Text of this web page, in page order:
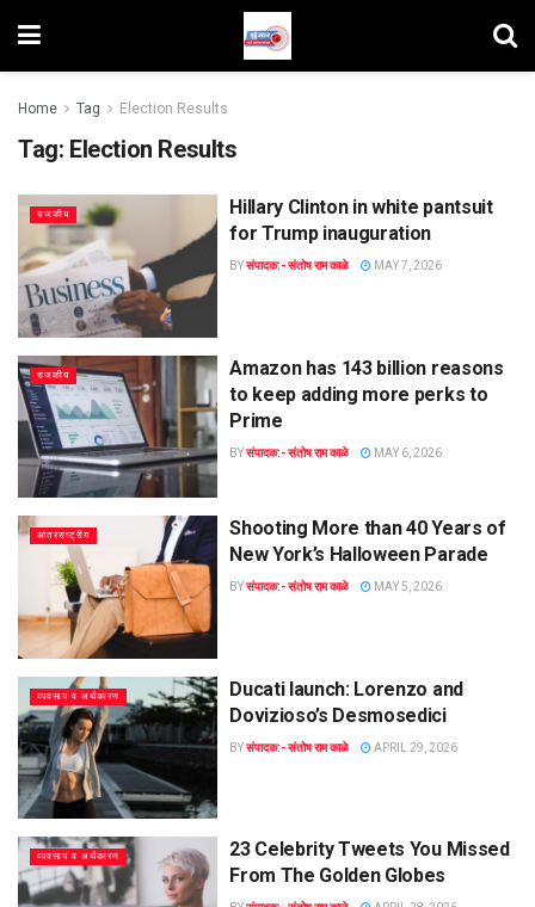
Home Tag Election Results
Tag: Election Results
राजकीय
Hillary Clinton in white pantsuit
for Trump inauguration
BYसंपादक:- संतोष राम काळे MAY 7, 2026
राजकीय
Amazon has 143 billion reasons
to keep adding more perks to
Prime
BYसंपादक:- संतोष राम काळे MAY 6, 2026
आंतरराष्ट्रीय
Shooting More than 40 Years of
New York’s Halloween Parade
BYसंपादक:- संतोष राम काळे MAY 5, 2026
व्यवसाय व अर्थकारण
Ducati launch: Lorenzo and
Dovizioso’s Desmosedici
BYसंपादक:- संतोष राम काळे APRIL 29, 2026
व्यवसाय व अर्थकारण
23 Celebrity Tweets You Missed
From The Golden Globes